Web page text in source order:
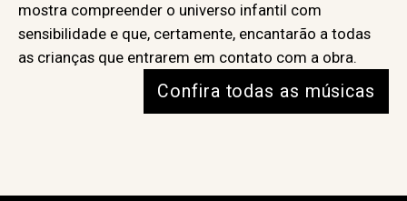
mostra compreender o universo infantil com
sensibilidade e que, certamente, encantarão a todas
as crianças que entrarem em contato com a obra.
Confira todas as músicas